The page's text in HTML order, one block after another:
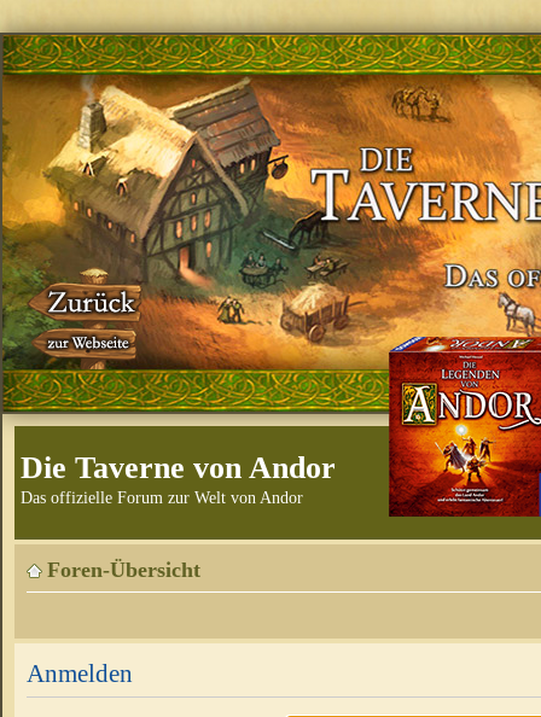
Die Taverne von Andor
Das offizielle Forum zur Welt von Andor
Foren-Übersicht
Anmelden